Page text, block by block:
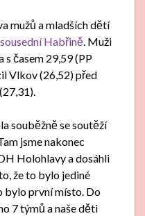
mužů a mladších dětí
sousední Habřině. Muži
časem 29,59 (PP
Vlkov (26,52) před
souběžně se soutěží
jsme nakonec
Holohlavy a dosáhli
že to bylo jediné
bylo první místo. Do
7 týmů a naše děti